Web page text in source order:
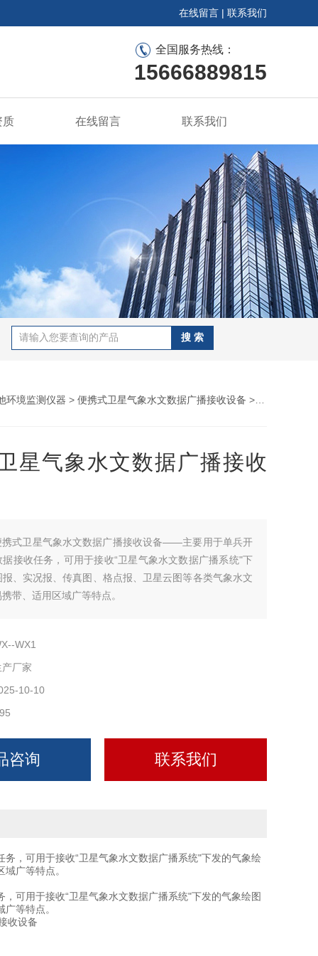
在线留言 | 联系我们
全国服务热线：
15666889815
质 在线留言 联系我们
环境监测仪器 > 便携式卫星气象水文数据广播接收设备 > WX--WX1便携式卫星气象水文数据广播接收设备
星气象水文数据广播接收
携式卫星气象水文数据广播接收设备——主要用于单兵开
接收任务，可用于接收“卫星气象水文数据广播系统"下
、实况报、传真图、格点报、卫星云图等各类气象水文
带、适用区域广等特点。
WX1
产厂家
10-10
咨询 联系我们
，可用于接收“卫星气象水文数据广播系统"下发的气象绘
广等特点。
可用于接收“卫星气象水文数据广播系统"下发的气象绘图
等特点。